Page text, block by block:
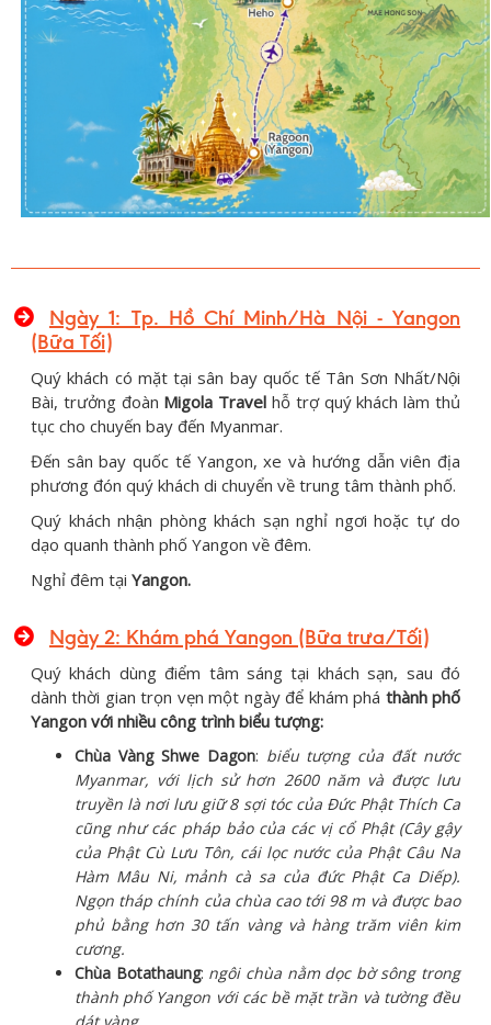
Ngày 1: Tp. Hồ Chí Minh/Hà Nội - Yangon
(Bữa Tối)
Quý khách có mặt tại sân bay quốc tế Tân Sơn Nhất/Nội
Bài, trưởng đoàn Migola Travel hỗ trợ quý khách làm thủ
tục cho chuyến bay đến Myanmar.
Đến sân bay quốc tế Yangon, xe và hướng dẫn viên địa
phương đón quý khách di chuyển về trung tâm thành phố.
Quý khách nhận phòng khách sạn nghỉ ngơi hoặc tự do
dạo quanh thành phố Yangon về đêm.
Nghỉ đêm tại Yangon.
Ngày 2: Khám phá Yangon (Bữa trưa/Tối)
Quý khách dùng điểm tâm sáng tại khách sạn, sau đó
dành thời gian trọn vẹn một ngày để khám phá thành phố
Yangon với nhiều công trình biểu tượng:
Chùa Vàng Shwe Dagon: biểu tượng của đất nước
Myanmar, với lịch sử hơn 2600 năm và được lưu
truyền là nơi lưu giữ 8 sợi tóc của Đức Phật Thích Ca
cũng như các pháp bảo của các vị cổ Phật (Cây gậy
của Phật Cù Lưu Tôn, cái lọc nước của Phật Câu Na
Hàm Mâu Ni, mảnh cà sa của đức Phật Ca Diếp).
Ngọn tháp chính của chùa cao tới 98 m và được bao
phủ bằng hơn 30 tấn vàng và hàng trăm viên kim
cương.
Chùa Botathaung: ngôi chùa nằm dọc bờ sông trong
thành phố Yangon với các bề mặt trần và tường đều